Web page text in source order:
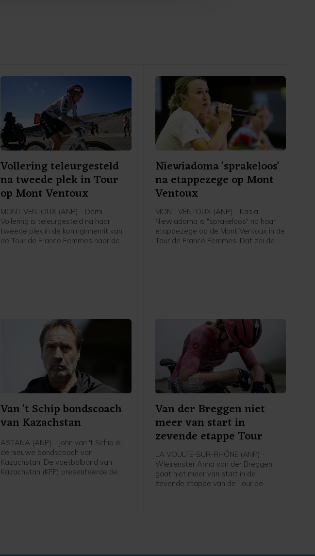
Vollering teleurgesteld
na tweede plek in Tour
op Mont Ventoux
MONT VENTOUX (ANP) - Demi
Vollering is teleurgesteld na haar
tweede plek in de koninginnenrit van
de Tour de France Femmes naar de
Niewiadoma 'sprakeloos'
na etappezege op Mont
Ventoux
MONT VENTOUX (ANP) - Kasia
Niewiadoma is "sprakeloos" na haar
etappezege op de Mont Ventoux in de
Tour de France Femmes. Dat zei de
Van 't Schip bondscoach
van Kazachstan
ASTANA (ANP) - John van 't Schip is
de nieuwe bondscoach van
Kazachstan. De voetbalbond van
Kazachstan (KFF) presenteerde de
Van der Breggen niet
meer van start in
zevende etappe Tour
LA VOULTE-SUR-RHÔNE (ANP) -
Wielrenster Anna van der Breggen
gaat niet meer van start in de
zevende etappe van de Tour de